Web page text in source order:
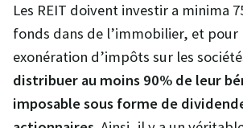
Les REIT doivent investir a minima
fonds dans de l’immobilier, et pour
exonération d’impôts sur les
distribuer au moins 90% de leur
imposable sous forme de